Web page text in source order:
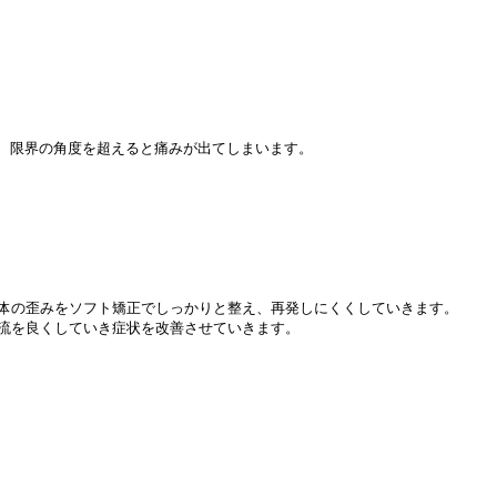
界の角度を超えると痛みが出てしまいます。
歪みをソフト矯正でしっかりと整え、再発しにくくしていきます。
良くしていき症状を改善させていきます。